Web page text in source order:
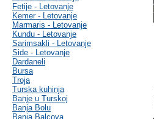
Fetije - Letovanje
Kemer - Letovanje
Marmaris - Letovanje
Kundu - Letovanje
Sarimsakli - Letovanje
Side - Letovanje
Dardaneli
Bursa
Troja
Turska kuhinja
Banje u Turskoj
Banja Bolu
Banja Balcova